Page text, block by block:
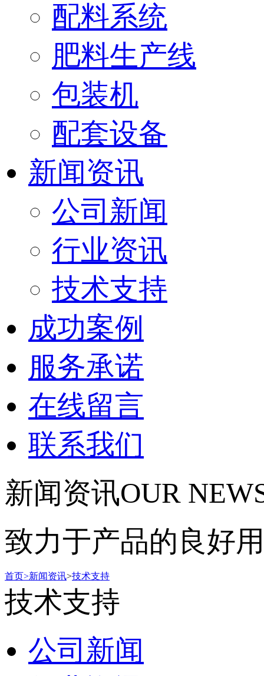
配料系统
肥料生产线
包装机
配套设备
新闻资讯
公司新闻
行业资讯
技术支持
成功案例
服务承诺
在线留言
联系我们
新闻资讯OUR
致力于产品的良好
首页>新闻资讯>技术支持
技术支持
公司新闻